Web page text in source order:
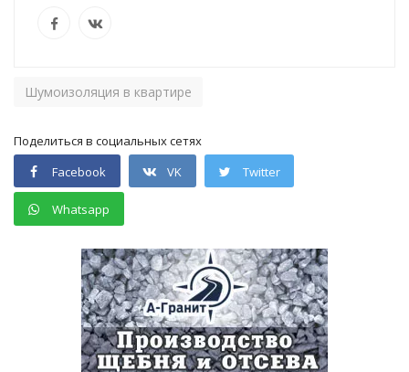
Шумоизоляция в квартире
Поделиться в социальных сетях
Facebook
VK Twitter
Whatsapp